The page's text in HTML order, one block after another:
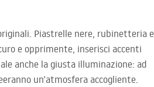
Piastrelle nere, rubinetteria e
e opprimente, inserisci accenti
anche la giusta illuminazione: ad
un’atmosfera accogliente.